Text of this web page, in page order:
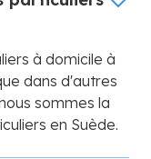
à domicile à
dans d'autres
sommes la
en Suède.